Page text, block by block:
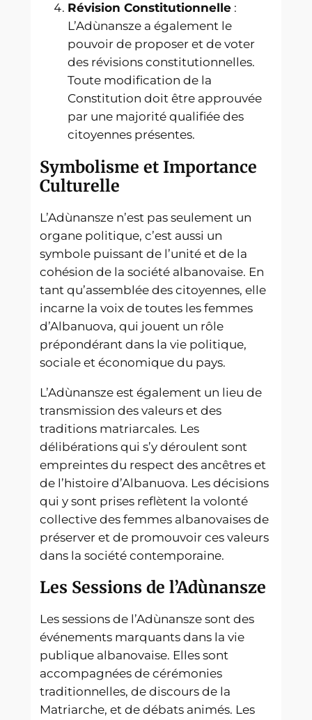
Révision Constitutionnelle :
L’Adùnansze a également le
pouvoir de proposer et de voter
des révisions constitutionnelles.
Toute modification de la
Constitution doit être approuvée
par une majorité qualifiée des
citoyennes présentes.
Symbolisme et Importance
Culturelle
L’Adùnansze n’est pas seulement un
organe politique, c’est aussi un
symbole puissant de l’unité et de la
cohésion de la société albanovaise. En
tant qu’assemblée des citoyennes, elle
incarne la voix de toutes les femmes
d’Albanuova, qui jouent un rôle
prépondérant dans la vie politique,
sociale et économique du pays.
L’Adùnansze est également un lieu de
transmission des valeurs et des
traditions matriarcales. Les
délibérations qui s’y déroulent sont
empreintes du respect des ancêtres et
de l’histoire d’Albanuova. Les décisions
qui y sont prises reflètent la volonté
collective des femmes albanovaises de
préserver et de promouvoir ces valeurs
dans la société contemporaine.
Les Sessions de l’Adùnansze
Les sessions de l’Adùnansze sont des
événements marquants dans la vie
publique albanovaise. Elles sont
accompagnées de cérémonies
traditionnelles, de discours de la
Matriarche, et de débats animés. Les